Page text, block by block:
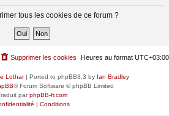
tous les cookies de ce forum ?
Heures au format UTC+03:00
Supprimer les cookies
Lothar| Ported to phpBB3.3 by Ian Bradley
® Forum Software © phpBB Limited
parphpBB-fr.com
| Conditions